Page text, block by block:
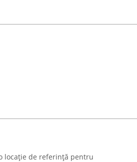
locație de referință pentru